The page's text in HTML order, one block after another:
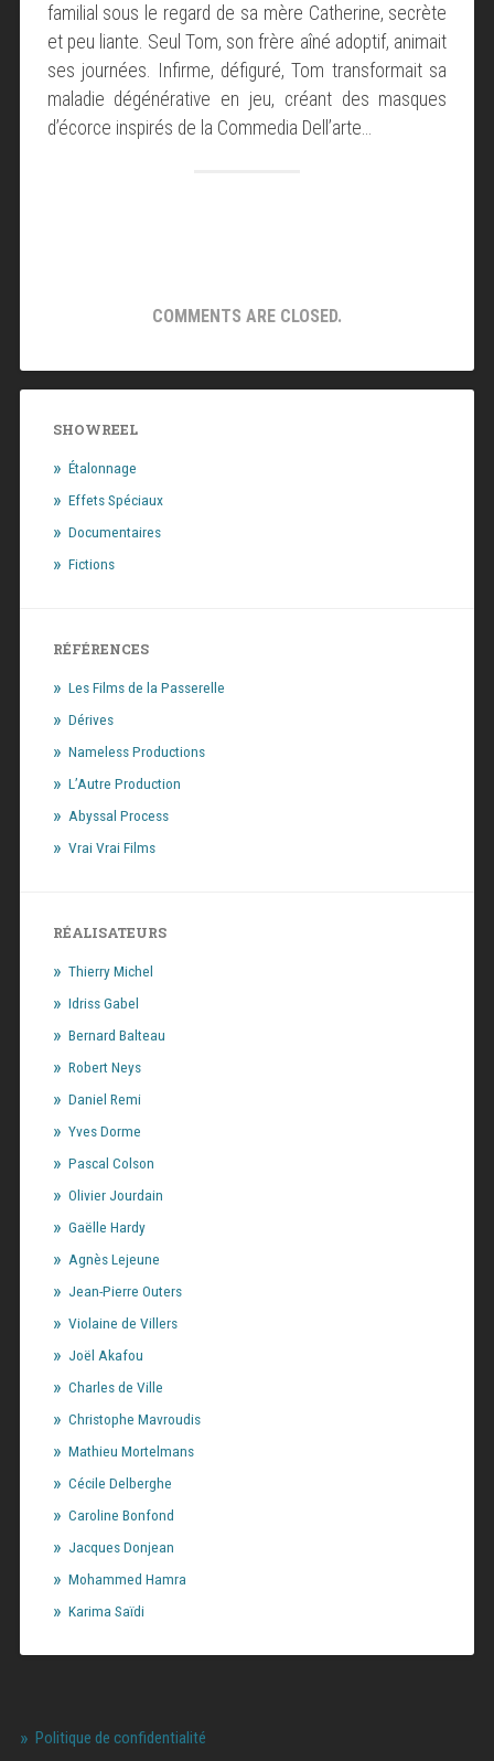
familial sous le regard de sa mère Catherine, secrète
et peu liante. Seul Tom, son frère aîné adoptif, animait
ses journées. Infirme, défiguré, Tom transformait sa
maladie dégénérative en jeu, créant des masques
d’écorce inspirés de la Commedia Dell’arte…
COMMENTS ARE CLOSED.
SHOWREEL
Étalonnage
Effets Spéciaux
Documentaires
Fictions
RÉFÉRENCES
Les Films de la Passerelle
Dérives
Nameless Productions
L’Autre Production
Abyssal Process
Vrai Vrai Films
RÉALISATEURS
Thierry Michel
Idriss Gabel
Bernard Balteau
Robert Neys
Daniel Remi
Yves Dorme
Pascal Colson
Olivier Jourdain
Gaëlle Hardy
Agnès Lejeune
Jean-Pierre Outers
Violaine de Villers
Joël Akafou
Charles de Ville
Christophe Mavroudis
Mathieu Mortelmans
Cécile Delberghe
Caroline Bonfond
Jacques Donjean
Mohammed Hamra
Karima Saïdi
Politique de confidentialité